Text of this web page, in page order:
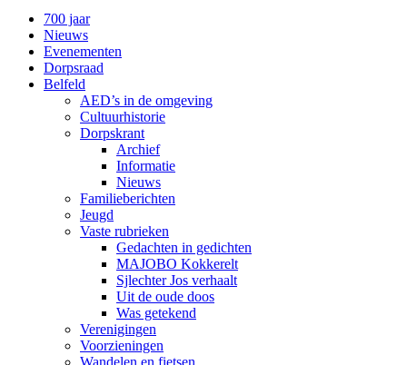
700 jaar
Nieuws
Evenementen
Dorpsraad
Belfeld
AED’s in de omgeving
Cultuurhistorie
Dorpskrant
Archief
Informatie
Nieuws
Familieberichten
Jeugd
Vaste rubrieken
Gedachten in gedichten
MAJOBO Kokkerelt
Sjlechter Jos verhaalt
Uit de oude doos
Was getekend
Verenigingen
Voorzieningen
Wandelen en fietsen